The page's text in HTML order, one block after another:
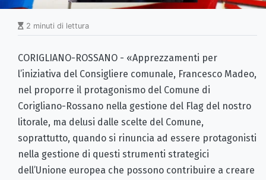
2 minuti di lettura
CORIGLIANO-ROSSANO - «Apprezzamenti per
l’iniziativa del Consigliere comunale, Francesco Madeo,
nel proporre il protagonismo del Comune di
Corigliano-Rossano nella gestione del Flag del nostro
litorale, ma delusi dalle scelte del Comune,
soprattutto, quando si rinuncia ad essere protagonisti
nella gestione di questi strumenti strategici
dell’Unione europea che possono contribuire a creare